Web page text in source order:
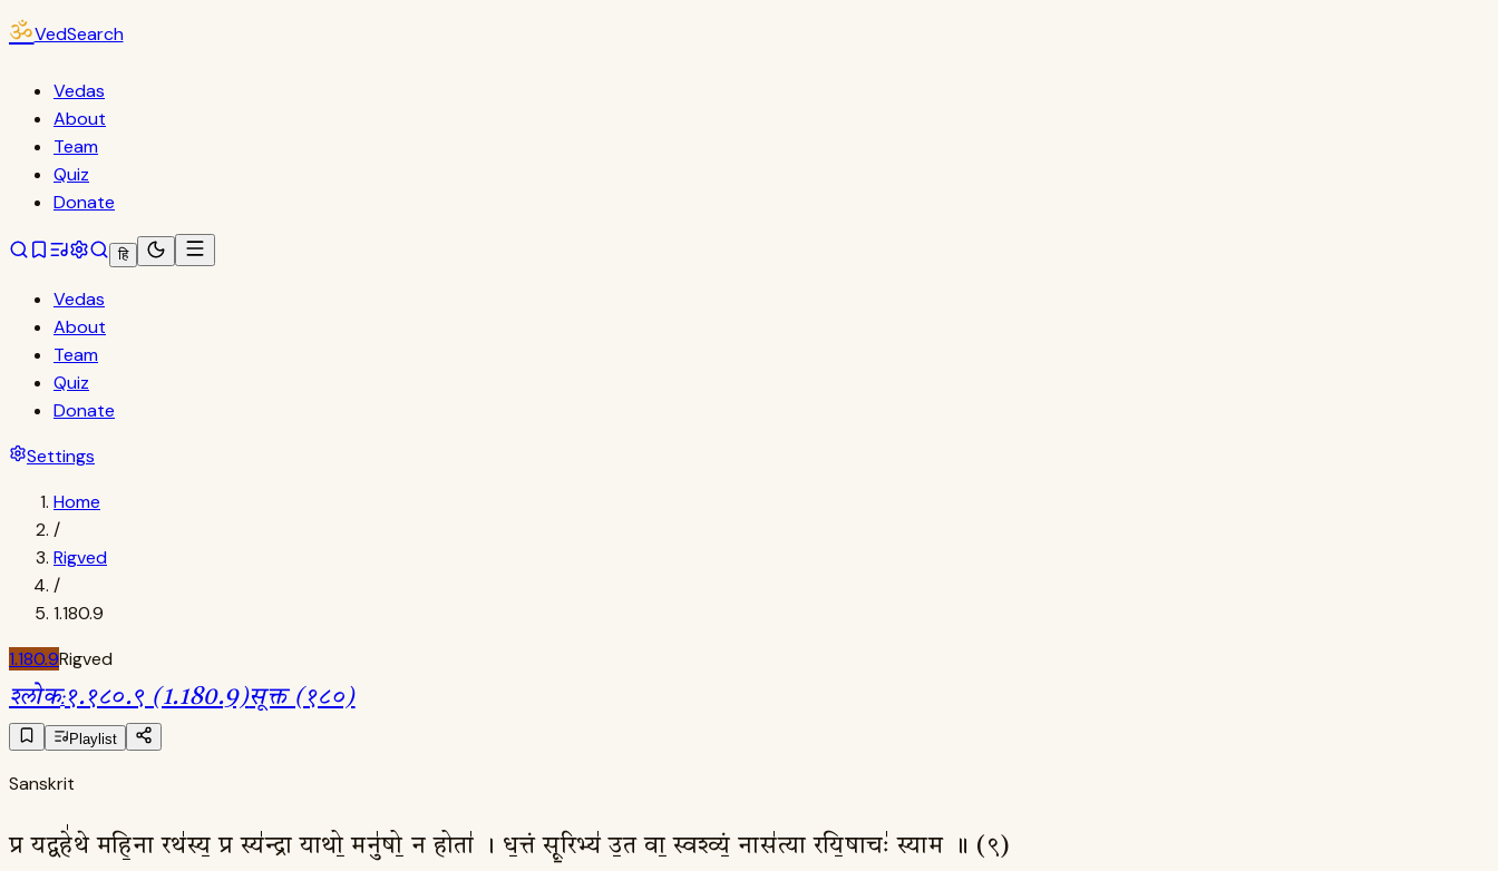
ॐVedSearch
Vedas
About
Team
Quiz
Donate
हि
Vedas
About
Team
Quiz
Donate
Settings
Home
/
Rigved
/
1.180.9
1.180.9Rigved
श्लोक:१.१८०.९ (1.180.9)सूक्त (१८०)
Playlist
Sanskrit
प्र यद्वहे॑थे महि॒ना रथ॑स्य॒ प्र स्य॑न्द्रा याथो॒ मनु॑षो॒ न होता॑ । ध॒त्तं सू॒रिभ्य॑ उ॒त वा॒ स्वश्व्यं॒ नास॑त्या रयि॒षाचः॑ स्याम ॥ (९)